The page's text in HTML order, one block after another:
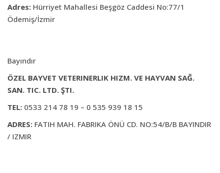
Adres: Hürriyet Mahallesi Beşgöz Caddesi No:77/1
Ödemiş/İzmir
Bayındır
ÖZEL BAYVET VETERINERLIK HIZM. VE HAYVAN SAĞ.
SAN. TIC. LTD. ŞTI.
TEL: 0533 214 78 19 – 0 535 939 18 15
ADRES: FATIH MAH. FABRIKA ÖNÜ CD. NO:54/B/B BAYINDIR
/ IZMIR